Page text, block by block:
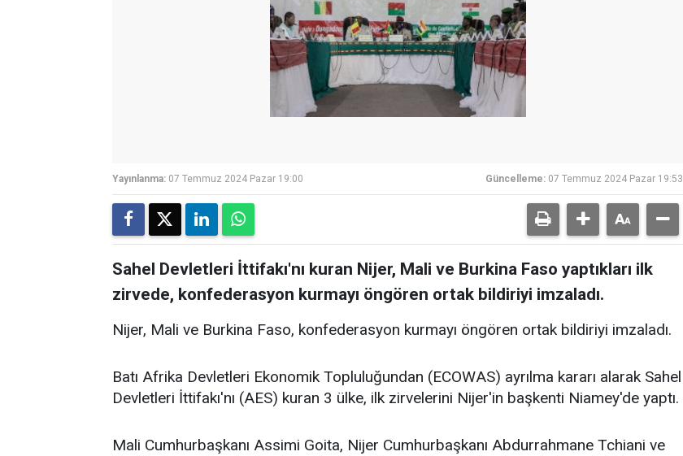
Yayınlanma: 07 Temmuz 2024 Pazar 19:00 Güncelleme: 07 Temmuz 2024 Pazar 19:53
Sahel Devletleri İttifakı'nı kuran Nijer, Mali ve Burkina Faso yaptıkları ilk
zirvede, konfederasyon kurmayı öngören ortak bildiriyi imzaladı.
Nijer, Mali ve Burkina Faso, konfederasyon kurmayı öngören ortak bildiriyi imzaladı.
Batı Afrika Devletleri Ekonomik Topluluğundan (ECOWAS) ayrılma kararı alarak Sahel
Devletleri İttifakı'nı (AES) kuran 3 ülke, ilk zirvelerini Nijer'in başkenti Niamey'de yaptı.
Mali Cumhurbaşkanı Assimi Goita, Nijer Cumhurbaşkanı Abdurrahmane Tchiani ve